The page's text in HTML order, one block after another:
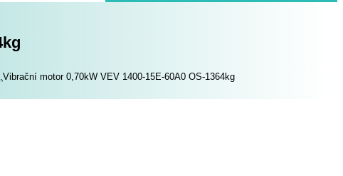
Vibrační motor 0,70kW VEV 1400-15E-60A0 OS-1364kg